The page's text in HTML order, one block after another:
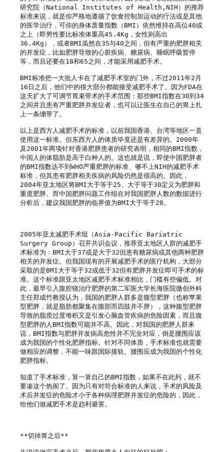
研究院（National Institutes of Health,NIH）的推荐
标准来说，就是你严格地遵循了饮食控制加运动的疗法或是其他
的医学治疗，可你的身体质量指数（BMI）依然维持在高位40或
之上（即男性要比标准体重高45.4Kg，女性则高出
36.4Kg），或者BMI虽然在35与40之间，但有严重的肥胖相关
的并发症，比如肥胖导致的心脏疾病、糖尿病、睡眠呼吸暂停
等，而且还要在18和65之间，才能采用减肥手术。
BMI标准把一大批人卡在了减肥手术室的门外，不过2011年2月
16日之后，他们中的很大部分都能接受减肥手术了。因为FDA在
这天扩大了可调节胃束带术的手术范围：那些BMI指数在30到34
之间并且患有严重肥胖并发症者，也可以让医生在自己的胃上扎
上一条绷带了。
以上是西方人减肥手术的标准，以前我国香港、台湾等地区一直
使用这一标准。但东西方人的体质毕竟还是有差异的。2000年
及2001年两项针对香港肥胖患者的研究表明，相同的BMI指数，
中国人的体脂肪是高于白种人的。这也就是说，即使中国肥胖者
的BMI指数达不到WHO严重肥胖的标准、够不上NIH的减肥手术
标准，但其患有肥胖相关疾病的风险仍然是很高的。因此，
2004年亚太地区将BMI大于等于25、大于等于30定义为肥胖和
重度肥胖。而中国肥胖问题工作组在对我国肥胖人数的数据进行
分析后，建议我国肥胖的临界值为BMI大于等于28。
2005年亚太减肥手术组（Asia-Pacific Bariatric
Surgery Group）召开共识会议，推荐亚太地区人群的减肥手
术标准为：BMI大于37或是大于32但患有糖尿病或其他两种肥胖
相关的并发症。但我国现有的开展减肥手术的医疗机构，大部分
采取的是BMI大于等于32或低于32但有肥胖并发症即可手术的标
准。这个标准跟亚太地区减肥手术标准相比，门槛有些偏低。对
此，最早引入腹腔镜治疗肥胖的第二军医大学长海医院微创外科
主任郑成竹教授认为，我国的肥胖人群多是腹型肥胖（也称苹果
型肥胖，就是脂肪都聚集在腹部而四肢并不胖），这种腹型肥胖
导致的脂质过度堆积又是引发心脑血管疾病的危险因素，而且腹
型肥胖的人BMI指数可能并不高。因此，对我国的肥胖人群来
说，BMI指数与肥胖并发病高危性并不完全对应，倒是腰围应该
成为我国的个性化肥胖指标。针对不同体质，手术标准也就需要
做相应的调整，不能一味跟国际接轨。腰围应成为我国的个性化
肥胖指标。
知道了手术标准，算一算自己的BMI指数，如果不在此列，就不
要凑这个热闹了。因为只有对符合标准的人来说，手术的风险及
术后并发症的危险才小于各种病理肥胖并发症的危险的，因此，
给他们做减肥手术是趋利避害。
**切掉胃之后**